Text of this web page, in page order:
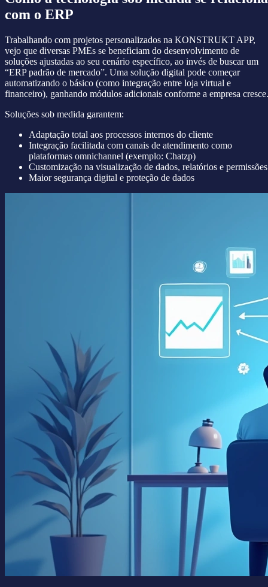
com o ERP
Trabalhando com projetos personalizados na KONSTRUKT APP,
vejo que diversas PMEs se beneficiam do desenvolvimento de
soluções ajustadas ao seu cenário específico, ao invés de buscar um
“ERP padrão de mercado”. Uma solução digital pode começar
automatizando o básico (como integração entre loja virtual e
financeiro), ganhando módulos adicionais conforme a empresa cresce.
Soluções sob medida garantem:
Adaptação total aos processos internos do cliente
Integração facilitada com canais de atendimento como
plataformas omnichannel (exemplo: Chatzp)
Customização na visualização de dados, relatórios e permissões
Maior segurança digital e proteção de dados